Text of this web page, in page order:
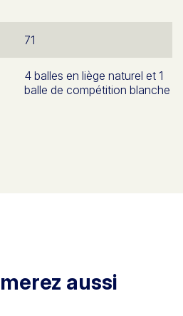
71
4 balles en liège naturel et 1
balle de compétition blanche
aussi